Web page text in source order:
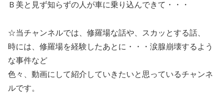
Ｂ美と見ず知らずの人が車に乗り込んできて・・・
☆当チャンネルでは、修羅場な話や、スカッとする話、
時には、修羅場を経験したあとに・・・涙腺崩壊するよう
な事件など
色々、動画にして紹介していきたいと思っているチャンネ
ルです。